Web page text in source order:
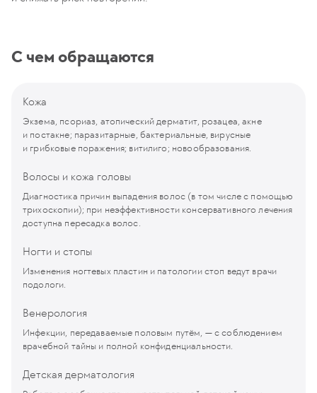
С чем обращаются
Кожа
Экзема, псориаз, атопический дерматит, розацеа, акне
и постакне; паразитарные, бактериальные, вирусные
и грибковые поражения; витилиго; новообразования.
Волосы и кожа головы
Диагностика причин выпадения волос (в том числе с помощью
трихоскопии); при неэффективности консервативного лечения
доступна пересадка волос.
Ногти и стопы
Изменения ногтевых пластин и патологии стоп ведут врачи
подологи.
Венерология
Инфекции, передаваемые половым путём, — с соблюдением
врачебной тайны и полной конфиденциальности.
Детская дерматология